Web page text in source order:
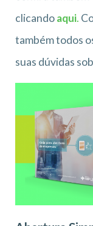
clicandoaqui.
também todos
suas dúvidas